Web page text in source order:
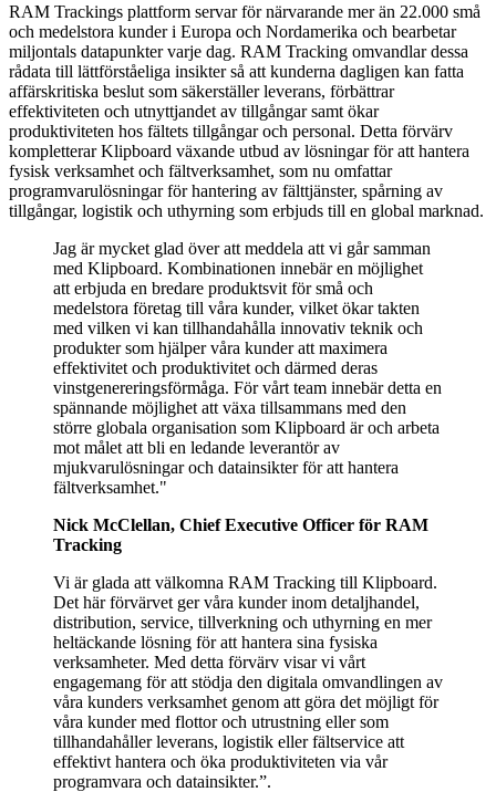
RAM Trackings plattform servar för närvarande mer än 22.000 små
och medelstora kunder i Europa och Nordamerika och bearbetar
miljontals datapunkter varje dag. RAM Tracking omvandlar dessa
rådata till lättförståeliga insikter så att kunderna dagligen kan fatta
affärskritiska beslut som säkerställer leverans, förbättrar
effektiviteten och utnyttjandet av tillgångar samt ökar
produktiviteten hos fältets tillgångar och personal. Detta förvärv
kompletterar Klipboard växande utbud av lösningar för att hantera
fysisk verksamhet och fältverksamhet, som nu omfattar
programvarulösningar för hantering av fälttjänster, spårning av
tillgångar, logistik och uthyrning som erbjuds till en global marknad.
Jag är mycket glad över att meddela att vi går samman
med Klipboard. Kombinationen innebär en möjlighet
att erbjuda en bredare produktsvit för små och
medelstora företag till våra kunder, vilket ökar takten
med vilken vi kan tillhandahålla innovativ teknik och
produkter som hjälper våra kunder att maximera
effektivitet och produktivitet och därmed deras
vinstgenereringsförmåga. För vårt team innebär detta en
spännande möjlighet att växa tillsammans med den
större globala organisation som Klipboard är och arbeta
mot målet att bli en ledande leverantör av
mjukvarulösningar och datainsikter för att hantera
fältverksamhet."
Nick McClellan, Chief Executive Officer för RAM
Tracking
Vi är glada att välkomna RAM Tracking till Klipboard.
Det här förvärvet ger våra kunder inom detaljhandel,
distribution, service, tillverkning och uthyrning en mer
heltäckande lösning för att hantera sina fysiska
verksamheter. Med detta förvärv visar vi vårt
engagemang för att stödja den digitala omvandlingen av
våra kunders verksamhet genom att göra det möjligt för
våra kunder med flottor och utrustning eller som
tillhandahåller leverans, logistik eller fältservice att
effektivt hantera och öka produktiviteten via vår
programvara och datainsikter.”.